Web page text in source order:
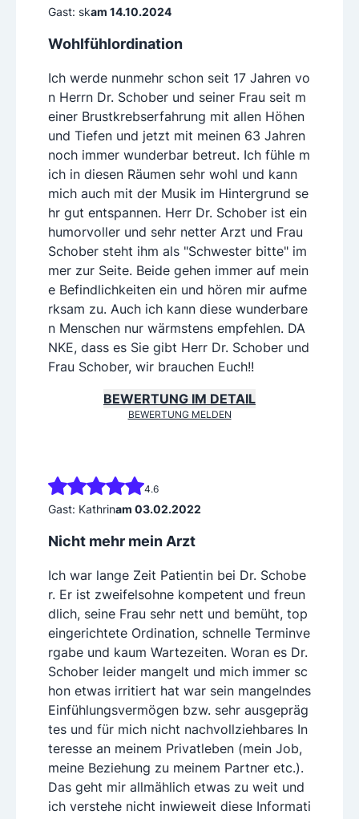
Gast: skam 14.10.2024
Wohlfühlordination
Ich werde nunmehr schon seit 17 Jahren vo
n Herrn Dr. Schober und seiner Frau seit m
einer Brustkrebserfahrung mit allen Höhen
und Tiefen und jetzt mit meinen 63 Jahren
noch immer wunderbar betreut. Ich fühle m
ich in diesen Räumen sehr wohl und kann
mich auch mit der Musik im Hintergrund se
hr gut entspannen. Herr Dr. Schober ist ein
humorvoller und sehr netter Arzt und Frau
Schober steht ihm als "Schwester bitte" im
mer zur Seite. Beide gehen immer auf mein
e Befindlichkeiten ein und hören mir aufme
rksam zu. Auch ich kann diese wunderbare
n Menschen nur wärmstens empfehlen. DA
NKE, dass es Sie gibt Herr Dr. Schober und
Frau Schober, wir brauchen Euch!!
BEWERTUNG IM DETAIL
BEWERTUNG MELDEN
4.6
Gast: Kathrinam 03.02.2022
Nicht mehr mein Arzt
Ich war lange Zeit Patientin bei Dr. Schobe
r. Er ist zweifelsohne kompetent und freun
dlich, seine Frau sehr nett und bemüht, top
eingerichtete Ordination, schnelle Terminve
rgabe und kaum Wartezeiten. Woran es Dr.
Schober leider mangelt und mich immer sc
hon etwas irritiert hat war sein mangelndes
Einfühlungsvermögen bzw. sehr ausgepräg
tes und für mich nicht nachvollziehbares In
teresse an meinem Privatleben (mein Job,
meine Beziehung zu meinem Partner etc.).
Das geht mir allmählich etwas zu weit und
ich verstehe nicht inwieweit diese Informati